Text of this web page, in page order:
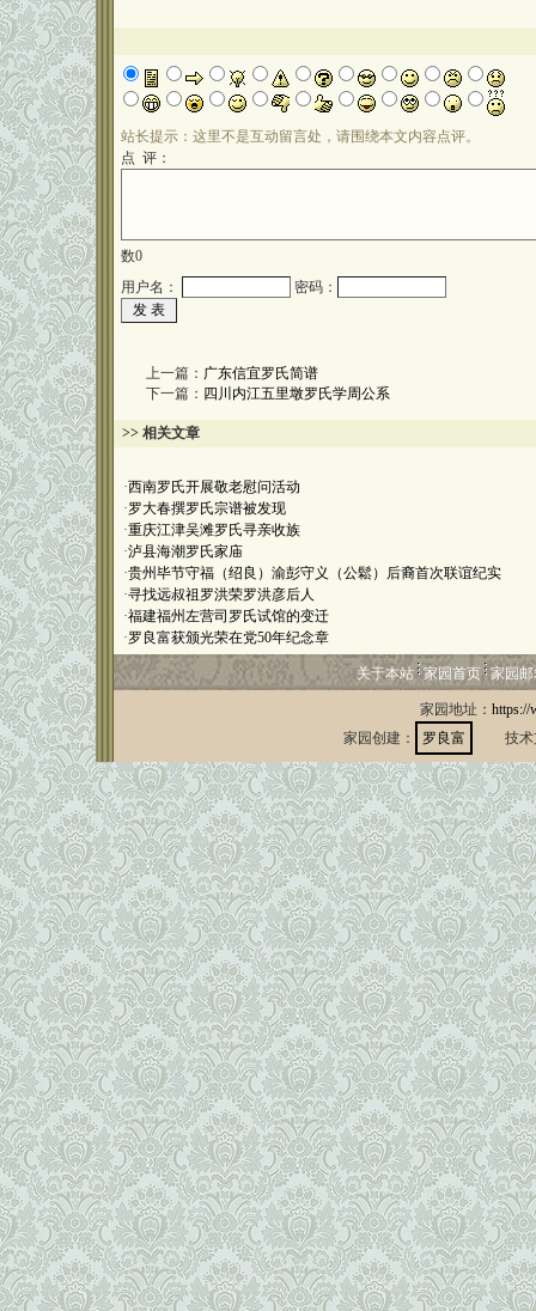
站长提示：这里不是互动留言处，请围绕本文内容点评。
点 评：
数0
用户名：
密码：
上一篇： 广东信宜罗氏简谱
下一篇： 四川内江五里墩罗氏学周公系
>> 相关文章
·西南罗氏开展敬老慰问活动
·罗大春撰罗氏宗谱被发现
·重庆江津吴滩罗氏寻亲收族
·泸县海潮罗氏家庙
·贵州毕节守福（绍良）渝彭守义（公鬆）后裔首次联谊纪实
·寻找远叔祖罗洪荣罗洪彦后人
·福建福州左营司罗氏试馆的变迁
·罗良富获颁光荣在党50年纪念章
关于本站 家园首页 家园
家园地址： https://
家园创建：
罗良富 技术